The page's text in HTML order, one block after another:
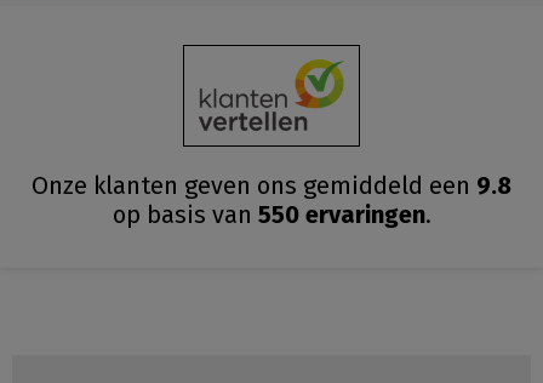
Onze klanten geven ons gemiddeld een 9.8
op basis van 550ervaringen.